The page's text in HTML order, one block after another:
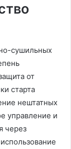
сушильных
от
старта
нештатных
управление и
через